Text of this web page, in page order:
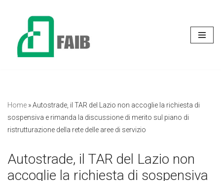
contenuto
Home »Autostrade, il TAR del Lazio non accoglie la richiesta di
sospensiva e rimanda la discussione di merito sul piano di
ristrutturazione della rete delle aree di servizio
Autostrade, il TAR del Lazio non
accoglie la richiesta di sospensiva